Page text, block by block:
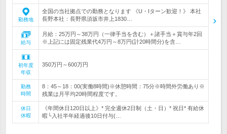
勤務地
全国の当社拠点での勤務となります 《U・Iターン歓迎！》 本社
長野本社：長野県須坂市井上1830…
給与
月給：25万円～38万円（一律手当を含む）＋諸手当＋賞与年2回
※上記には固定残業代4万円～8万円(計20時間分)を含…
初年度
年収
350万円～600万円
勤務
時間
8：45～18：00(実働8時間)※休憩時間：75分※時間外労働あり※
残業は月平均20時間程度です。
休日
休暇
《年間休日120日以上》* 完全週休2日制（土・日）* 祝日* 有給休
暇└入社半年経過後10日付与(…